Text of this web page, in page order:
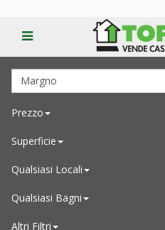
Prezzo
Superficie
Qualsiasi Locali
Qualsiasi Bagni
Altri Filtri